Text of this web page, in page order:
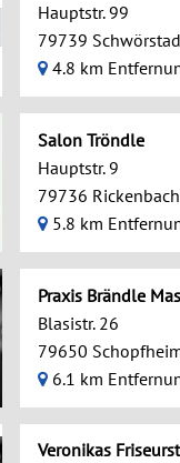
Hauptstr. 99
79739
4.8 km
Salon Tröndle
Hauptstr. 9
79736 Rickenbach
5.8 km
Praxis Brändle
Blasistr. 26
79650
6.1 km
Veronikas